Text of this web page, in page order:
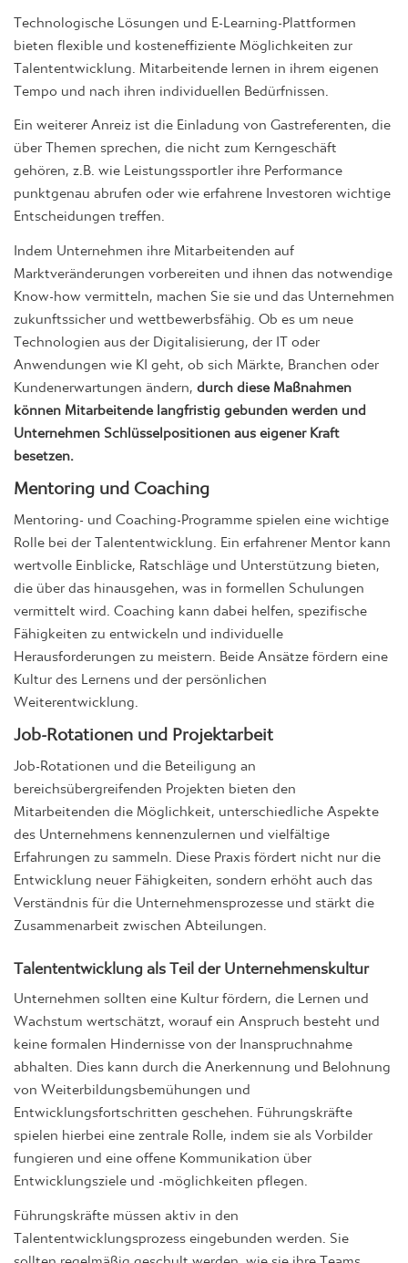
Technologische Lösungen und E-Learning-Plattformen
bieten flexible und kosteneffiziente Möglichkeiten zur
Talententwicklung. Mitarbeitende lernen in ihrem eigenen
Tempo und nach ihren individuellen Bedürfnissen.
Ein weiterer Anreiz ist die Einladung von Gastreferenten, die
über Themen sprechen, die nicht zum Kerngeschäft
gehören, z.B. wie Leistungssportler ihre Performance
punktgenau abrufen oder wie erfahrene Investoren wichtige
Entscheidungen treffen.
Indem Unternehmen ihre Mitarbeitenden auf
Marktveränderungen vorbereiten und ihnen das notwendige
Know-how vermitteln, machen Sie sie und das Unternehmen
zukunftssicher und wettbewerbsfähig. Ob es um neue
Technologien aus der Digitalisierung, der IT oder
Anwendungen wie KI geht, ob sich Märkte, Branchen oder
Kundenerwartungen ändern, durch diese Maßnahmen
können Mitarbeitende langfristig gebunden werden und
Unternehmen Schlüsselpositionen aus eigener Kraft
besetzen.
Mentoring und Coaching
Mentoring- und Coaching-Programme spielen eine wichtige
Rolle bei der Talententwicklung. Ein erfahrener Mentor kann
wertvolle Einblicke, Ratschläge und Unterstützung bieten,
die über das hinausgehen, was in formellen Schulungen
vermittelt wird. Coaching kann dabei helfen, spezifische
Fähigkeiten zu entwickeln und individuelle
Herausforderungen zu meistern. Beide Ansätze fördern eine
Kultur des Lernens und der persönlichen
Weiterentwicklung.
Job-Rotationen und Projektarbeit
Job-Rotationen und die Beteiligung an
bereichsübergreifenden Projekten bieten den
Mitarbeitenden die Möglichkeit, unterschiedliche Aspekte
des Unternehmens kennenzulernen und vielfältige
Erfahrungen zu sammeln. Diese Praxis fördert nicht nur die
Entwicklung neuer Fähigkeiten, sondern erhöht auch das
Verständnis für die Unternehmensprozesse und stärkt die
Zusammenarbeit zwischen Abteilungen.
Talententwicklung als Teil der Unternehmenskultur
Unternehmen sollten eine Kultur fördern, die Lernen und
Wachstum wertschätzt, worauf ein Anspruch besteht und
keine formalen Hindernisse von der Inanspruchnahme
abhalten. Dies kann durch die Anerkennung und Belohnung
von Weiterbildungsbemühungen und
Entwicklungsfortschritten geschehen. Führungskräfte
spielen hierbei eine zentrale Rolle, indem sie als Vorbilder
fungieren und eine offene Kommunikation über
Entwicklungsziele und -möglichkeiten pflegen.
Führungskräfte müssen aktiv in den
Talententwicklungsprozess eingebunden werden. Sie
sollten regelmäßig geschult werden, wie sie ihre Teams